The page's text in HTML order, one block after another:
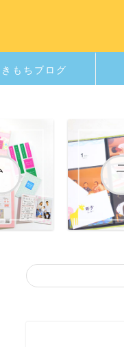
もちブログ